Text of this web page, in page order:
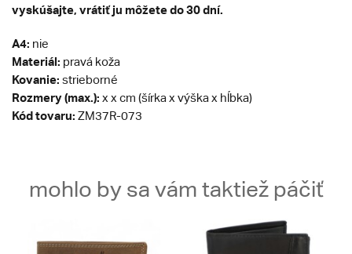
vyskúšajte, vrátiť ju môžete do 30 dní.
A4: nie
Materiál: pravá koža
Kovanie: strieborné
Rozmery (max.): x x cm (šírka x výška x hĺbka)
Kód tovaru: ZM37R-073
mohlo by sa vám taktiež páčiť